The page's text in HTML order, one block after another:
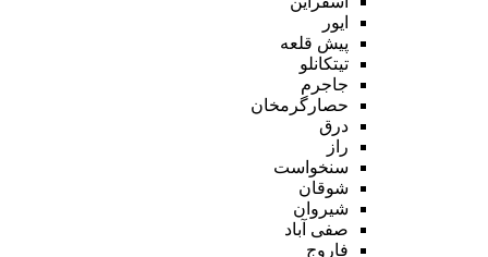
ایور
پیش قلعه
تیتکانلو
جاجرم
حصارگرمخان
درق
راز
سنخواست
شوقان
شیروان
صفی آباد
فاروج